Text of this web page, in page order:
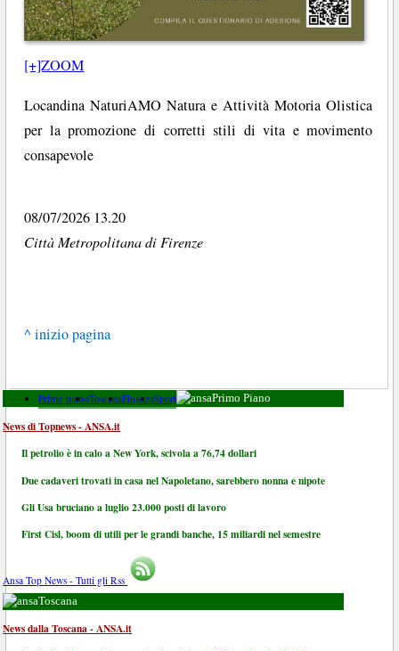
[+]ZOOM
Locandina NaturiAMO Natura e Attività Motoria Olistica
per la promozione di corretti stili di vita e movimento
consapevole
08/07/2026 13.20
Città Metropolitana di Firenze
^ inizio pagina
Primo pianoToscanaFinanzaSport Primo Piano
News di Topnews - ANSA.it
Il petrolio è in calo a New York, scivola a 76,74 dollari
Due cadaveri trovati in casa nel Napoletano, sarebbero nonna e nipote
Gli Usa bruciano a luglio 23.000 posti di lavoro
First Cisl, boom di utili per le grandi banche, 15 miliardi nel semestre
Ansa Top News - Tutti gli Rss
Toscana
News dalla Toscana - ANSA.it